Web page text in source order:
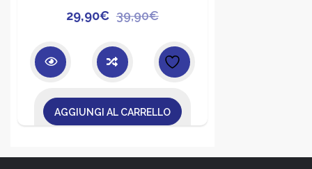
39,90€Il
originale
era:
29,90€
Il
attuale
è:
AGGIUNGI AL CARRELLO